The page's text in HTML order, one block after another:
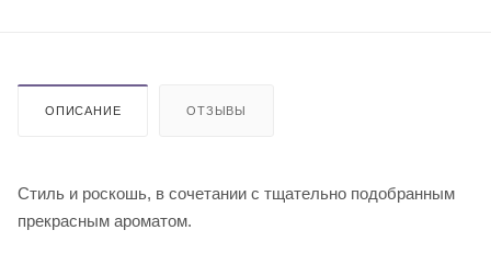
ОПИСАНИЕ ОТЗЫВЫ
Стиль и роскошь, в сочетании с тщательно подобранным
прекрасным ароматом.